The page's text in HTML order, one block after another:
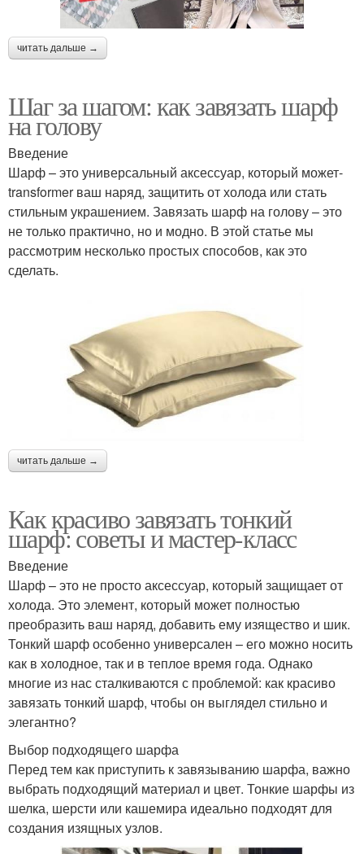
читать дальше →
Шаг за шагом: как завязать шарф
на голову
Введение
Шарф – это универсальный аксессуар, который может-
transformer ваш наряд, защитить от холода или стать
стильным украшением. Завязать шарф на голову – это
не только практично, но и модно. В этой статье мы
рассмотрим несколько простых способов, как это
сделать.
читать дальше →
Как красиво завязать тонкий
шарф: советы и мастер-класс
Введение
Шарф – это не просто аксессуар, который защищает от
холода. Это элемент, который может полностью
преобразить ваш наряд, добавить ему изящество и шик.
Тонкий шарф особенно универсален – его можно носить
как в холодное, так и в теплое время года. Однако
многие из нас сталкиваются с проблемой: как красиво
завязать тонкий шарф, чтобы он выглядел стильно и
элегантно?
Выбор подходящего шарфа
Перед тем как приступить к завязыванию шарфа, важно
выбрать подходящий материал и цвет. Тонкие шарфы из
шелка, шерсти или кашемира идеально подходят для
создания изящных узлов.